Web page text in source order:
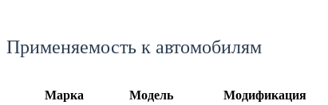
Применяемость к автомобилям
Марка Модель Модификация